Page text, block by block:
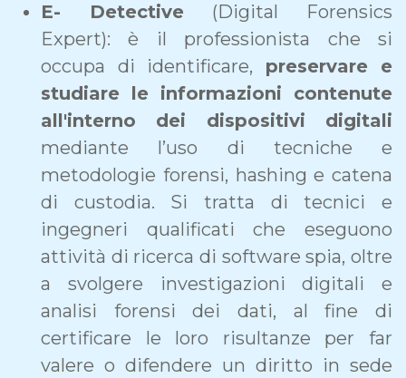
E- Detective (Digital Forensics
Expert): è il professionista che si
occupa di identificare, preservare e
studiare le informazioni contenute
all'interno dei dispositivi digitali
mediante l’uso di tecniche e
metodologie forensi, hashing e catena
di custodia. Si tratta di tecnici e
ingegneri qualificati che eseguono
attività di ricerca di software spia, oltre
a svolgere investigazioni digitali e
analisi forensi dei dati, al fine di
certificare le loro risultanze per far
valere o difendere un diritto in sede